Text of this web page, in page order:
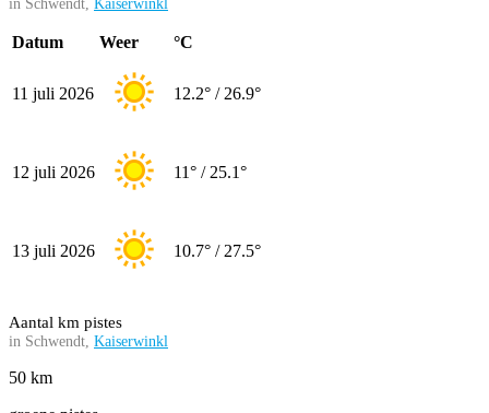
in Schwendt, Kaiserwinkl
Datum Weer °C
11 juli 2026 12.2° / 26.9°
12 juli 2026 11° / 25.1°
13 juli 2026 10.7° / 27.5°
Aantal km pistes
in Schwendt, Kaiserwinkl
50 km